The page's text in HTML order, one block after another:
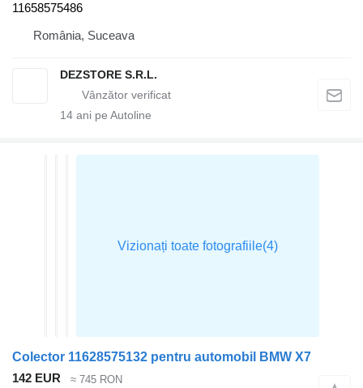
11658575486
România, Suceava
DEZSTORE S.R.L.
14 ani pe Autoline
Colector 11628575132 pentru automobil BMW X7
142 EUR
≈ 745 RON